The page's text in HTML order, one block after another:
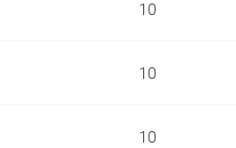
10
10
10